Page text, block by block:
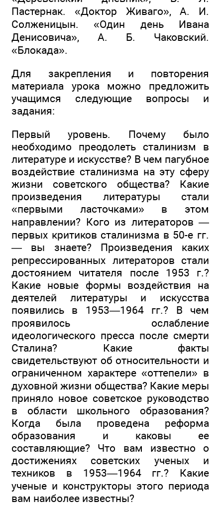
Пастернак. «Доктор Живаго», А. И.
Солженицын. «Один день Ивана
Денисовича», А. Б. Чаковский.
«Блокада».
Для закрепления и повторения
материала урока можно предложить
учащимся следующие вопросы и
задания:
Первый уровень. Почему было
необходимо преодолеть сталинизм в
литературе и искусстве? В чем пагубное
воздействие сталинизма на эту сферу
жизни советского общества? Какие
произведения литературы стали
«первыми ласточками» в этом
направлении? Кого из литераторов —
первых критиков сталинизма в 50-е гг.
— вы знаете? Произведения каких
репрессированных литераторов стали
достоянием читателя после 1953 г.?
Какие новые формы воздействия на
деятелей литературы и искусства
появились в 1953—1964 гг.? В чем
проявилось ослабление
идеологического пресса после смерти
Сталина? Какие факты
свидетельствуют об относительности и
ограниченном характере «оттепели» в
духовной жизни общества? Какие меры
приняло новое советское руководство
в области школьного образования?
Когда была проведена реформа
образования и каковы ее
составляющие? Что вам известно о
достижениях советских ученых и
техников в 1953—1964 гг.? Какие
ученые и конструкторы этого периода
вам наиболее известны?